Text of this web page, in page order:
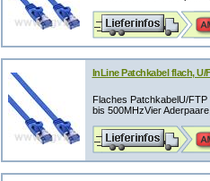
InLine Patchkabel flach, U/
Flaches PatchkabelU/
bis 500MHzVier Aderpaare,